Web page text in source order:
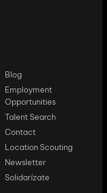
Blog
Employment
Opportunities
Talent Search
Contact
Location Scouting
Newsletter
Solidarízate